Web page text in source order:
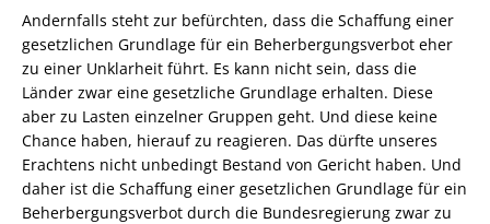
Andernfalls steht zur befürchten, dass die Schaffung einer
gesetzlichen Grundlage für ein Beherbergungsverbot eher
zu einer Unklarheit führt. Es kann nicht sein, dass die
Länder zwar eine gesetzliche Grundlage erhalten. Diese
aber zu Lasten einzelner Gruppen geht. Und diese keine
Chance haben, hierauf zu reagieren. Das dürfte unseres
Erachtens nicht unbedingt Bestand von Gericht haben. Und
daher ist die Schaffung einer gesetzlichen Grundlage für ein
Beherbergungsverbot durch die Bundesregierung zwar zu